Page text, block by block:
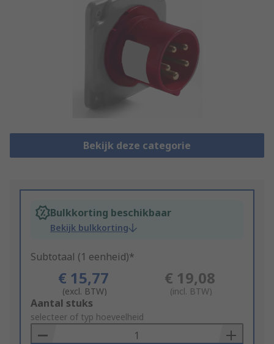
Bekijk deze categorie
Bulkkorting beschikbaar
Bekijk bulkkorting
Subtotaal (1 eenheid)*
€ 15,77
(excl. BTW)
€ 19,08
(incl. BTW)
Add
to
Basket
Aantal stuks
selecteer of typ hoeveelheid